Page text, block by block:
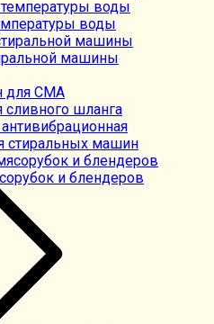
воды
машины
для СМА
сливного шланга
стиральных машин
и блендеров